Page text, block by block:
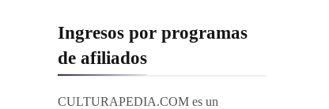
Ingresos por programas
de afiliados
CULTURAPEDIA.COM es un